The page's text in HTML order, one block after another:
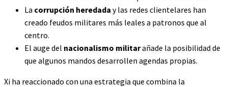
La corrupción heredada y las redes clientelares han
creado feudos militares más leales a patronos que al
centro.
El auge del nacionalismo militarañade la posibilidad de
que algunos mandos desarrollen agendas propias.
Xi ha reaccionado con una estrategia que combina la